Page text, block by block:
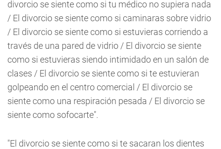
divorcio se siente como si tu médico no supiera nada
/ El divorcio se siente como si caminaras sobre vidrio
/ El divorcio se siente como si estuvieras corriendo a
través de una pared de vidrio / El divorcio se siente
como si estuvieras siendo intimidado en un salón de
clases / El divorcio se siente como si te estuvieran
golpeando en el centro comercial / El divorcio se
siente como una respiración pesada / El divorcio se
siente como sofocarte".
"El divorcio se siente como si te sacaran los dientes